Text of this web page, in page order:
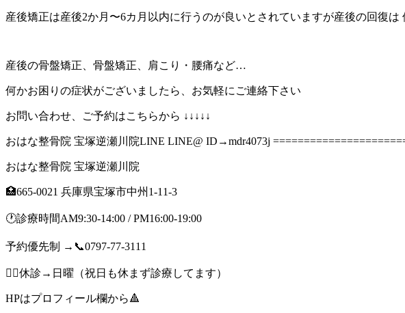
産後矯正は産後2か月〜6カ月以内に行うのが良いとされていますが産後の回復
産後の骨盤矯正、骨盤矯正、肩こり・腰痛など…
何かお困りの症状がございましたら、お気軽にご連絡下さい ⁡
お問い合わせ、ご予約はこちらから ↓↓↓↓↓
おはな整骨院 宝塚逆瀬川院LINE LINE@ ID→mdr4073j
おはな整骨院 宝塚逆瀬川院
🏥665-0021 兵庫県宝塚市中州1-11-3
🕐診療時間AM9:30-14:00 / PM16:00-19:00
予約優先制 →📞0797-77-3111
🙇‍♂️休診→日曜（祝日も休まず診療してます）
HPはプロフィール欄から🔺